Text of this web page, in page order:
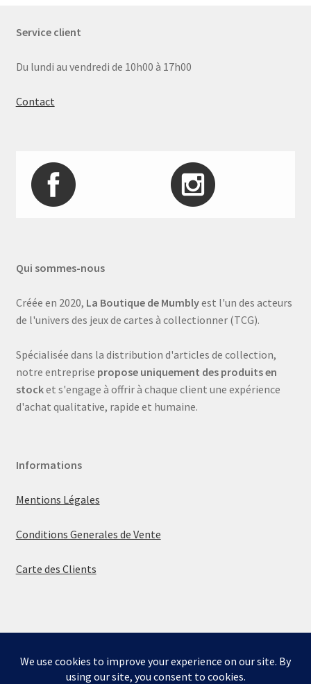
Bienvenue sur la boutique de Mumbly - Cartes de
Service client
Du lundi au vendredi de 10h00 à 17h00
Contact
Qui sommes-nous
Créée en 2020, La Boutique de Mumblyest l'un des acteurs
de l'univers des jeux de cartes à collectionner (TCG).
Spécialisée dans la distribution d'articles de collection,
notre entreprise propose uniquement des produits en
stocket s'engage à offrir à chaque client une expérience
d'achat qualitative, rapide et humaine.
Informations
Mentions Légales
Conditions Generales de Vente
Carte des Clients
© La boutique de Mumbly 2026
Built with WooCommerce.